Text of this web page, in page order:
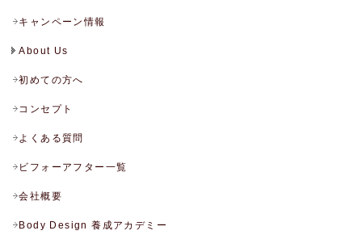
キャンペーン情報
About Us
初めての方へ
コンセプト
よくある質問
ビフォーアフター一覧
会社概要
Body Design 養成アカデミー